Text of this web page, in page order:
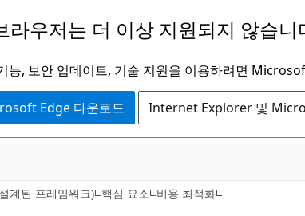
라우저는 더 이상 지원되지 않습니
능, 보안 업데이트, 기술 지원을 이용하려면
Edge 다운로드 Internet Explorer 및
계된 프레임워크) 핵심 요소 비용 최적화